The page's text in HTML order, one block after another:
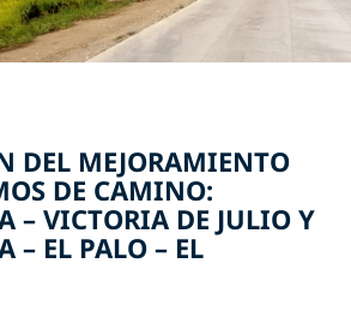
DEL MEJORAMIENTO
DE CAMINO:
– VICTORIA DE JULIO Y
– EL PALO – EL